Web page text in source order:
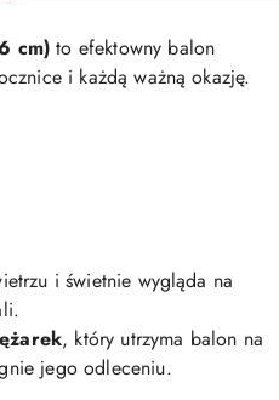
cm) to efektowny balon
i każdą ważną okazję.
i świetnie wygląda na
, który utrzyma balon na
jego odleceniu.